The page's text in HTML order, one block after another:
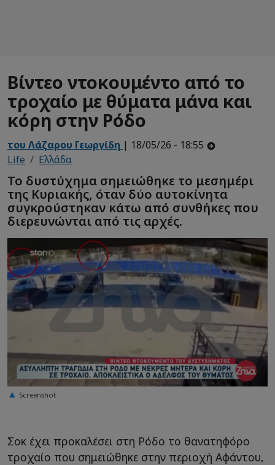
Βίντεο ντοκουμέντο από το
τροχαίο με θύματα μάνα και
κόρη στην Ρόδο
του Λάζαρου Γεωργίδη | 18/05/26 - 18:55
Life
Ελλάδα
Το δυστύχημα σημειώθηκε το μεσημέρι
της Κυριακής, όταν δύο αυτοκίνητα
συγκρούστηκαν κάτω από συνθήκες που
διερευνώνται από τις αρχές.
Screenshot
Σοκ έχει προκαλέσει στη Ρόδο το θανατηφόρο
τροχαίο που σημειώθηκε στην περιοχή Αφάντου,